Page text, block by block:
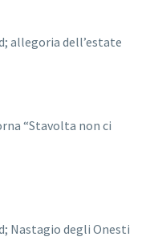
allegoria dell’estate
“Stavolta non ci
Nastagio degli Onesti